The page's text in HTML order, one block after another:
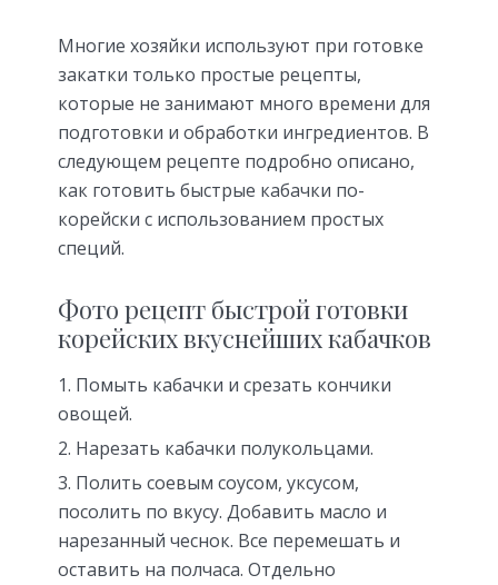
Многие хозяйки используют при готовке
закатки только простые рецепты,
которые не занимают много времени для
подготовки и обработки ингредиентов. В
следующем рецепте подробно описано,
как готовить быстрые кабачки по-
корейски с использованием простых
специй.
Фото рецепт быстрой готовки
корейских вкуснейших кабачков
Помыть кабачки и срезать кончики
овощей.
Нарезать кабачки полукольцами.
Полить соевым соусом, уксусом,
посолить по вкусу. Добавить масло и
нарезанный чеснок. Все перемешать и
оставить на полчаса. Отдельно